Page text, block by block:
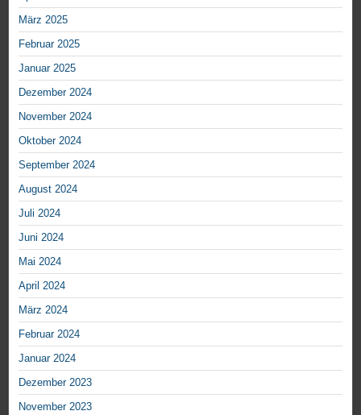
März 2025
Februar 2025
Januar 2025
Dezember 2024
November 2024
Oktober 2024
September 2024
August 2024
Juli 2024
Juni 2024
Mai 2024
April 2024
März 2024
Februar 2024
Januar 2024
Dezember 2023
November 2023